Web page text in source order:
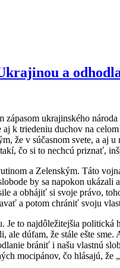
a
ukrajinského
triedeniu duchov na
že v súčasnom svete, a aj
čo si to nechcú priznať,
a Zelenským. Táto
by sa napokon ukázali
obhájiť si svoje právo,
a potom chrániť svoju
to najdôležitejšia
dúfam, že stále ešte
brániť i našu vlastnú
mocipánov, čo hlásajú, že